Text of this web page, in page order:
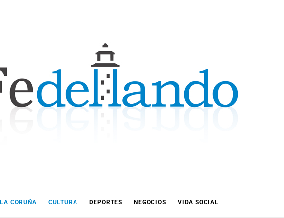
LA CORUÑA CULTURA DEPORTES NEGOCIOS VIDA SOCIAL